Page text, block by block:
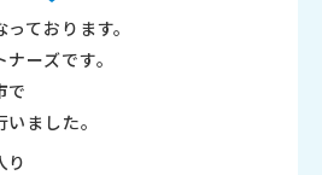
ております。
ーズです。
で
いました。
り